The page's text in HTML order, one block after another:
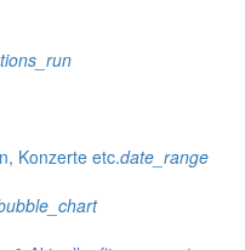
Konzerte etc.date_range